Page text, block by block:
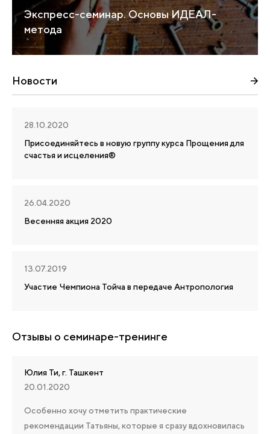
Экспресс-семинар. Основы ИДЕАЛ-
метода
Новости
28.10.2020
Присоединяйтесь в новую группу курса Прощения для
счастья и исцеления®
26.04.2020
Весенняя акция 2020
13.07.2019
Участие Чемпиона Тойча в передаче Антропология
Отзывы о семинаре-тренинге
Юлия Ти, г. Ташкент
20.01.2020
Особенно хочу отметить практические
рекомендации Татьяны, которые я сразу вдохновилась